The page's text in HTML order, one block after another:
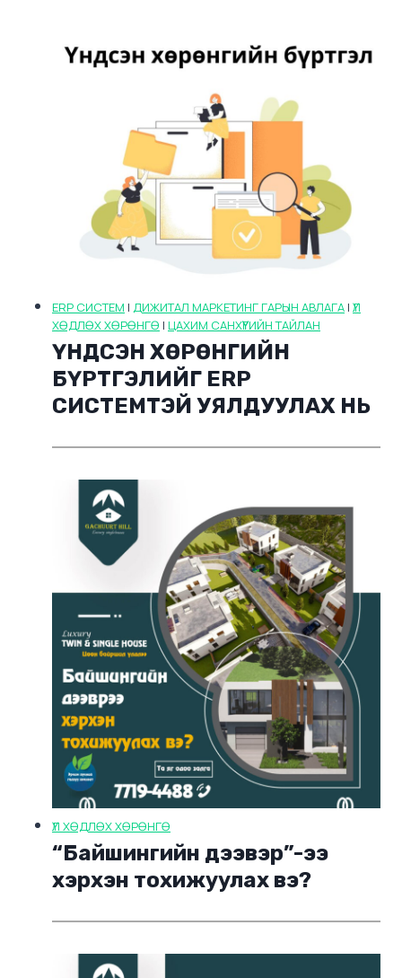
ERP СИСТЕМ | ДИЖИТАЛ МАРКЕТИНГ ГАРЫН АВЛАГА | ҮЛ
ХӨДЛӨХ ХӨРӨНГӨ | ЦАХИМ САНХҮҮГИЙН ТАЙЛАН
ҮНДСЭН ХӨРӨНГИЙН
БҮРТГЭЛИЙГ ERP
СИСТЕМТЭЙ УЯЛДУУЛАХ НЬ
ҮЛ ХӨДЛӨХ ХӨРӨНГӨ
“Байшингийн дээвэр”-ээ
хэрхэн тохижуулах вэ?